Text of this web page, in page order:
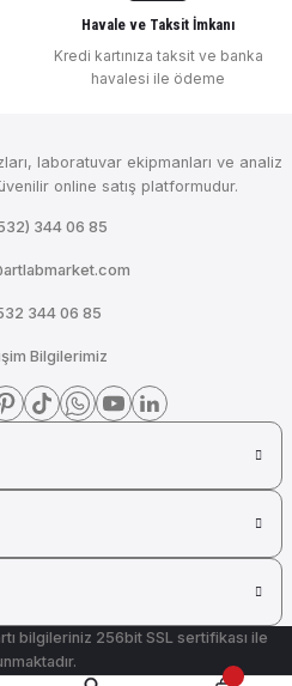
(200 Litre 6-2000 rpm 200 Ncm
( 40 Litre 30-2000 rpm 60 Ncm
(25 Litre 30-2000 rpm 40 Ncm
Havale ve Taksit İmkanı
Kredi kartınıza taksit ve banka
havalesi ile ödeme
laboratuvar ekipmanları ve analiz
online satış platformudur.
344 06 85
344 06 85
Bilgilerimiz
bilgileriniz 256bit SSL sertifikası ile